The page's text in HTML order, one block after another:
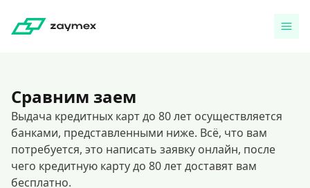
Сравним заем
Выдача кредитных карт до 80 лет осуществляется
банками, представленными ниже. Всё, что вам
потребуется, это написать заявку онлайн, после
чего кредитную карту до 80 лет доставят вам
бесплатно.